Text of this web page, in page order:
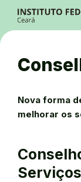
Ir para a busca
Ir para o menu
Ir para o conteúdo
Alto Contraste
Login da Área
Nova forma
melhorar os